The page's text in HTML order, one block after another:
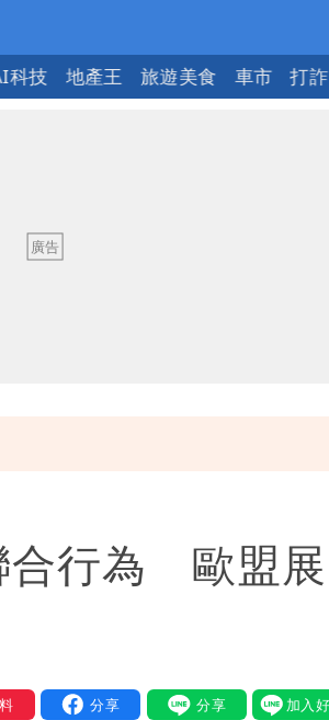
科技 地產王 旅遊美食 車市 打詐
訊：不利強度維持
合行為 歐盟展